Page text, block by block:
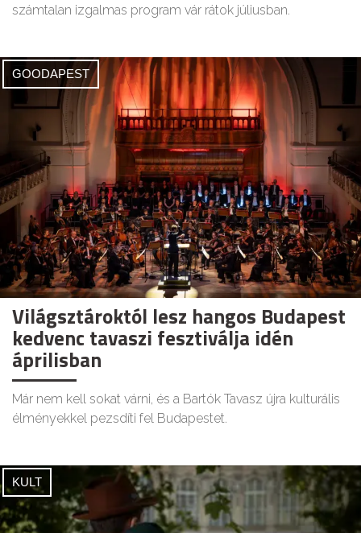
számtalan izgalmas program vár rátok júliusban.
GOODAPEST
Világsztároktól lesz hangos Budapest
kedvenc tavaszi fesztiválja idén
áprilisban
Már nem kell sokat várni, és a Bartók Tavasz újra kulturális
élményekkel pezsdíti fel Budapestet.
KULT